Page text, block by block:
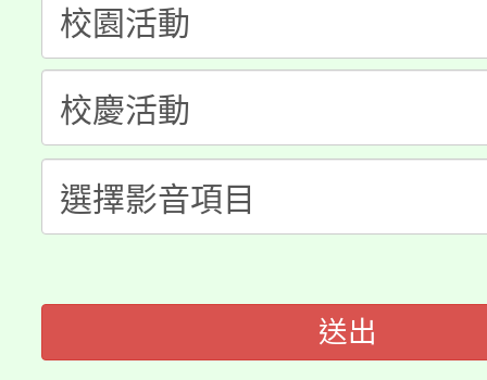
代理(課)教師甄選結果
告(尚有缺額)
「本色祭」8/29、30在
場熱烈登場!
8/21下午1時於龍潭區
徵才活動。
YOUNG桃局內行報名
局官網。
8月14至27日，桃園電
115年桃園市運動會8/
田徑場及游泳池舉行。
桃園市低收入戶享有免
視費優惠，中低收入戶
大園自造教育及科技中
送出